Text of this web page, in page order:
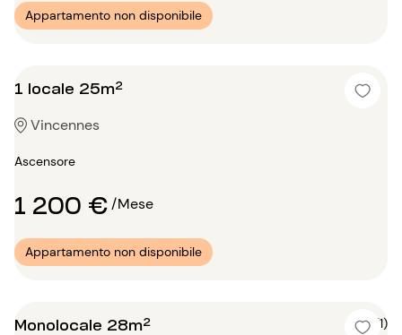
Appartamento non disponibile
1 locale 25m²
Vincennes
Ascensore
1 200 €/Mese
Appartamento non disponibile
Monolocale 28m² 5 (1)